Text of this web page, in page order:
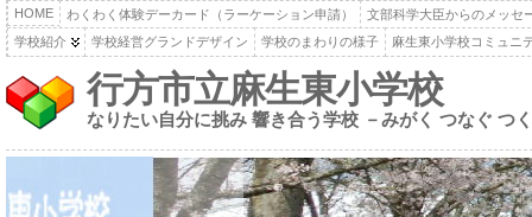
HOME わくわく体験デーカード（ラーケーション申請）
文部科学大臣からのメッセ
学校紹介
学校経営グランドデザイン 学校のまわりの様子 麻生東小学校コミュニ
行方市立麻生東小学校
なりたい自分に挑み 響き合う学校 －みがく つなぐ つ